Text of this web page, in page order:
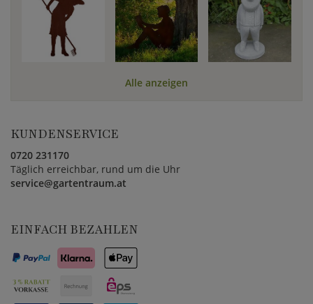
Alle anzeigen
KUNDENSERVICE
0720 231170
Täglich erreichbar, rund um die Uhr
service@gartentraum.at
EINFACH BEZAHLEN